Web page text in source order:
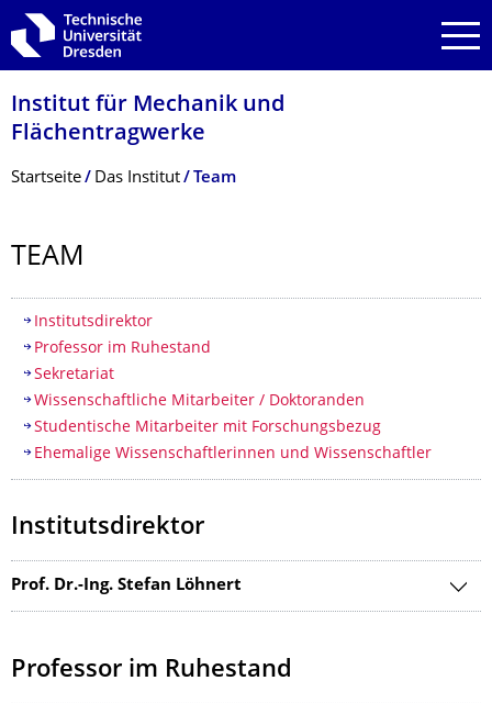
Zur Hauptnavigation springen
Zur Suche springen
Zum Inhalt springen
Institut für Mechanik und
Flächentragwerke
Breadcrumb-Menü
Startseite Das Institut Team
TEAM
Inhaltsverzeichnis
Institutsdirektor
Professor im Ruhestand
Sekretariat
Wissenschaftliche Mitarbeiter / Doktoranden
Studentische Mitarbeiter mit Forschungsbezug
Ehemalige Wissenschaftlerinnen und Wissenschaftler
Institutsdirektor
Prof. Dr.-Ing. Stefan Löhnert
Professor im Ruhestand